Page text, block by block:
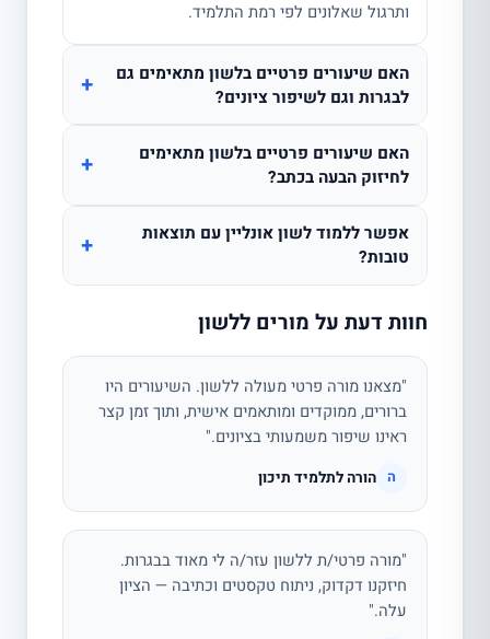
ותרגול שאלונים לפי רמת התלמיד.
האם שיעורים פרטיים בלשון מתאימים גם
לבגרות וגם לשיפור ציונים?
+
האם שיעורים פרטיים בלשון מתאימים
לחיזוק הבעה בכתב?
+
אפשר ללמוד לשון אונליין עם תוצאות
טובות?
+
חוות דעת על מורים ללשון
"מצאנו מורה פרטי מעולה ללשון. השיעורים היו
ברורים, ממוקדים ומותאמים אישית, ותוך זמן קצר
ראינו שיפור משמעותי בציונים."
ה הורה לתלמיד תיכון
"מורה פרטי/ת ללשון עזר/ה לי מאוד בבגרות.
חיזקנו דקדוק, ניתוח טקסטים וכתיבה — הציון
עלה."